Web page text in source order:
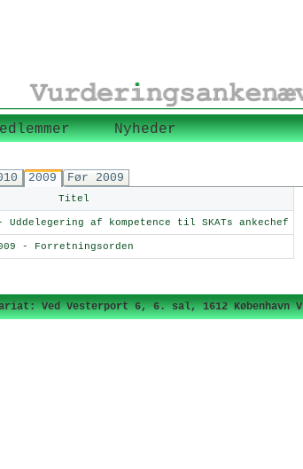
Nyheder
2009 Før 2009
Titel
Uddelegering af kompetence til SKATs ankechef
- Forretningsorden
Ved Vesterport 6, 6. sal, 1612 København V